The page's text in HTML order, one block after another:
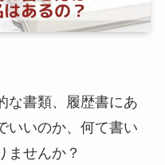
な書類、履歴書にあ
いいのか、何て書い
ませんか？